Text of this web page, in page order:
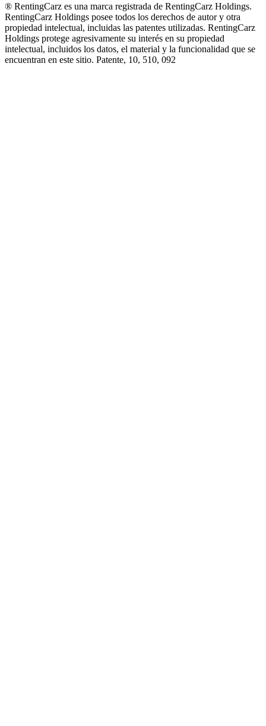
® RentingCarz es una marca registrada de RentingCarz Holdings.
RentingCarz Holdings posee todos los derechos de autor y otra
propiedad intelectual, incluidas las patentes utilizadas. RentingCarz
Holdings protege agresivamente su interés en su propiedad
intelectual, incluidos los datos, el material y la funcionalidad que se
encuentran en este sitio. Patente, 10, 510, 092